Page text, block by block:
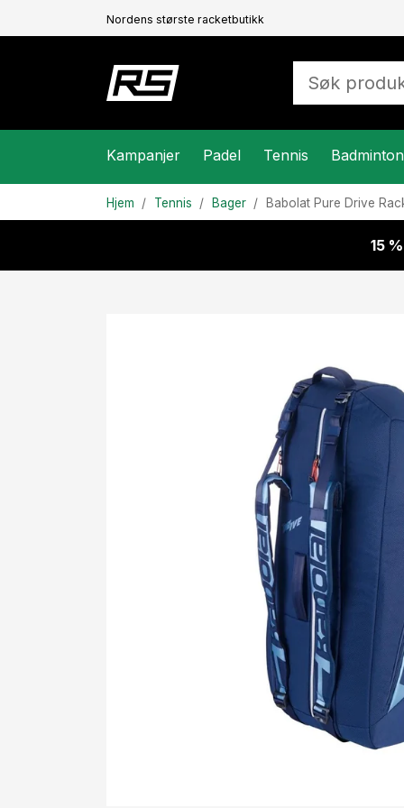
Nordens største racketbutikk
Kampanjer Padel Tennis Badminton
Hjem Tennis Bager Babolat Pure Drive
15